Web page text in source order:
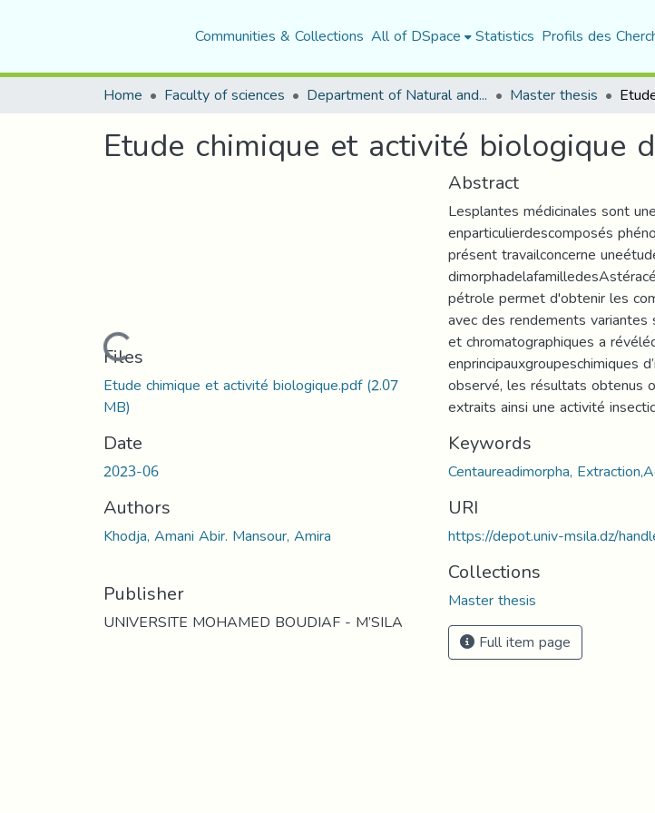
Communities & Collections All of DSpace Statistics Profils des
Home Faculty of sciences Department of Natural and Life Sciences Master thesis
Etude chimique et activité biologique
Loading...
Files
Etude chimique et activité biologique.pdf(2.07
MB)
Date
2023-06
Authors
Khodja, Amani Abir. Mansour, Amira
Publisher
UNIVERSITE MOHAMED BOUDIAF - M’SILA
Abstract
Lesplantes médicinales sont
enparticulierdescomposés
présent travailconcerne
pétrole permet d'obtenir les
avec des rendements
et chromatographiques a
enprincipauxgroupeschimiques
observé, les résultats obtenus
extraits ainsi une activité
Keywords
Centaureadimorpha,
URI
https://depot.univ-msila.dz/
Collections
Master thesis
Full item page